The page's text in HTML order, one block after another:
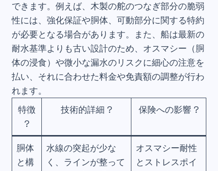
できます。例えば、木製の舵のつなぎ部分の脆弱
性には、強化保証や胴体、可動部分に関する特約
が必要となる場合があります。また、船は最新の
耐水基準よりも古い設計のため、オスマシー（胴
体の浸食）や微小な漏水のリスクに細心の注意を
払い、それに合わせた料金や免責額の調整が行わ
れます。
特徴
?️
技術的詳細 ? 保険への影響 ?
胴体
と構
水線の突起が少な
く、ラインが整って
オスマシー耐性
とストレスポイ